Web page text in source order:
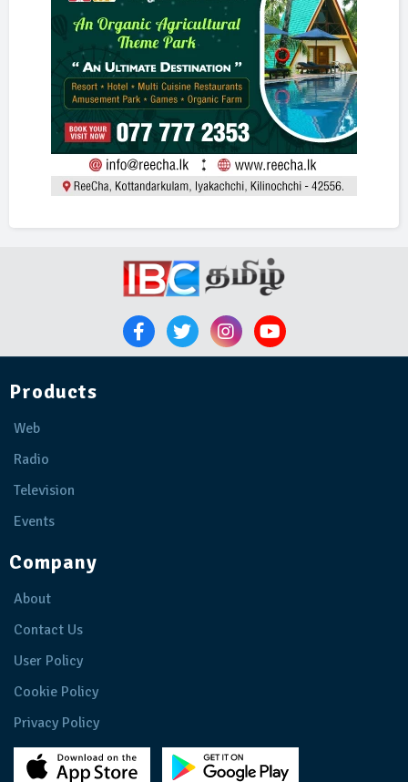
Products
Web
Radio
Television
Events
Company
About
Contact Us
User Policy
Cookie Policy
Privacy Policy